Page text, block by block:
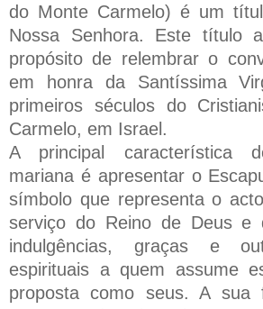
do Monte Carmelo) é um
Nossa Senhora. Este título
propósito de relembrar o
em honra da Santíssima
primeiros séculos do
Carmelo, em Israel.
A principal característica
mariana é apresentar o
símbolo que representa o
serviço do Reino de Deus e
indulgências, graças e
espirituais a quem assume
proposta como seus. A sua